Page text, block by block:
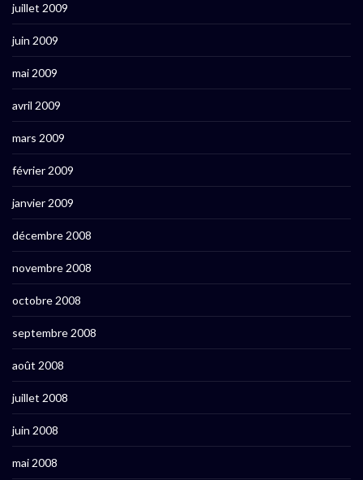
juillet 2009
juin 2009
mai 2009
avril 2009
mars 2009
février 2009
janvier 2009
décembre 2008
novembre 2008
octobre 2008
septembre 2008
août 2008
juillet 2008
juin 2008
mai 2008